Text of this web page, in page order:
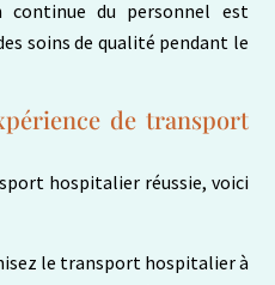
continue du personnel est
soins de qualité pendant le
de transport
hospitalier réussie, voici
le transport hospitalier à